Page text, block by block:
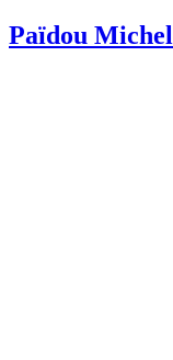
Païdou